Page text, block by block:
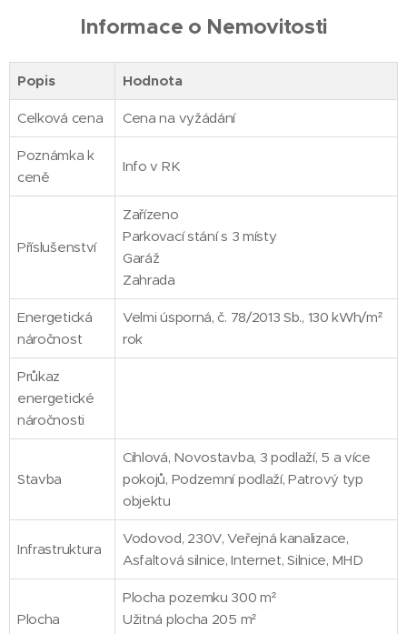
Informace o Nemovitosti
Popis Hodnota
Celková cena Cena na vyžádání
Poznámka k
ceně
Info v RK
Příslušenství
Zařízeno
Parkovací stání s 3 místy
Garáž
Zahrada
Energetická
náročnost
Velmi úsporná, č. 78/2013 Sb., 130 kWh/m²
rok
Průkaz
energetické
náročnosti
Stavba
Cihlová, Novostavba, 3 podlaží, 5 a více
pokojů, Podzemní podlaží, Patrový typ
objektu
Infrastruktura
Vodovod, 230V, Veřejná kanalizace,
Asfaltová silnice, Internet, Silnice, MHD
Plocha
Plocha pozemku 300 m²
Užitná plocha 205 m²